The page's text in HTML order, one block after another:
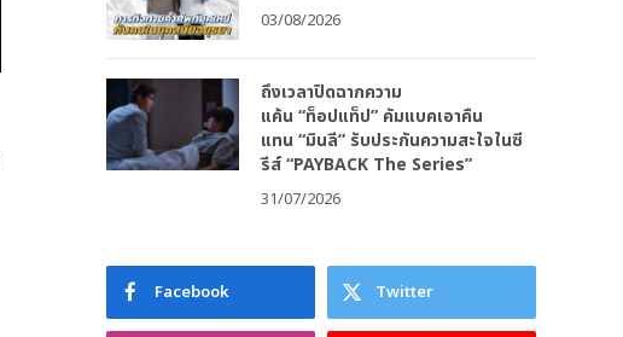
03/08/2026
ถึงเวลาปิดฉากความ
แค้น “ท็อปแท็ป” คัมแบคเอาคืน
แทน “มินลี” รับประกันความสะใจในซี
รีส์ “PAYBACK The Series”
31/07/2026
Facebook Twitter